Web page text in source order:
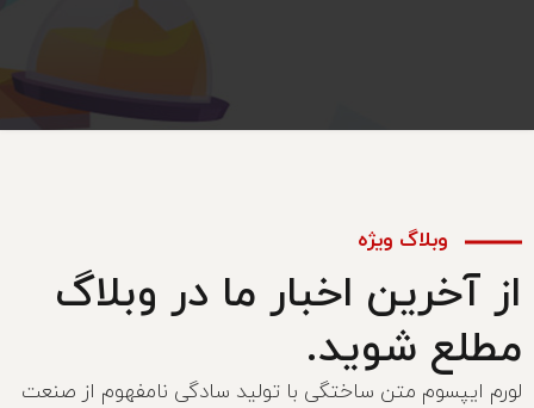
وبلاگ ویژه
از آخرین اخبار ما در وبلاگ
مطلع شوید.
لورم ایپسوم متن ساختگی با تولید سادگی نامفهوم از صنعت